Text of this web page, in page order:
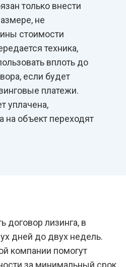
только внести
не
стоимости
техника,
вплоть до
если будет
платежи.
уплачена,
объект переходят
договор лизинга, в
дней до двух недель.
компании помогут
за минимальный срок